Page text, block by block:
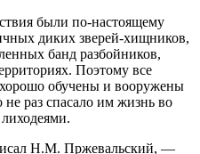
были по-настоящему
диких зверей-хищников,
банд разбойников,
Поэтому все
обучены и вооружены
раз спасало им жизнь во
Н.М. Пржевальский, —